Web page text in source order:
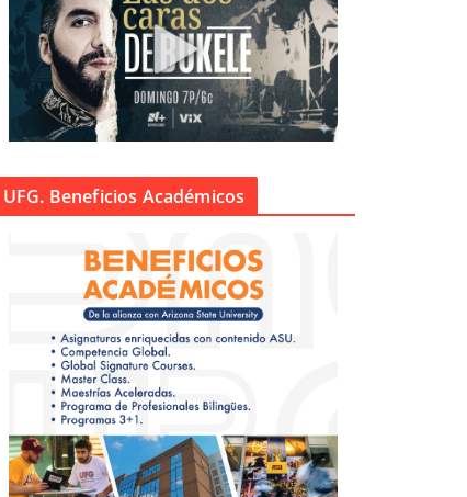
UFG. Beneficios Académicos